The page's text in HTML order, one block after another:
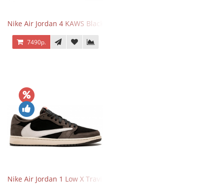
Nike Air Jordan 4 KAWS Black
7490р.
Nike Air Jordan 1 Low X Travis Scott